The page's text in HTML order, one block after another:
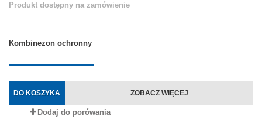
Produkt dostępny na zamówienie
Kombinezon ochronny
DO KOSZYKA ZOBACZ WIĘCEJ
Dodaj do porówania